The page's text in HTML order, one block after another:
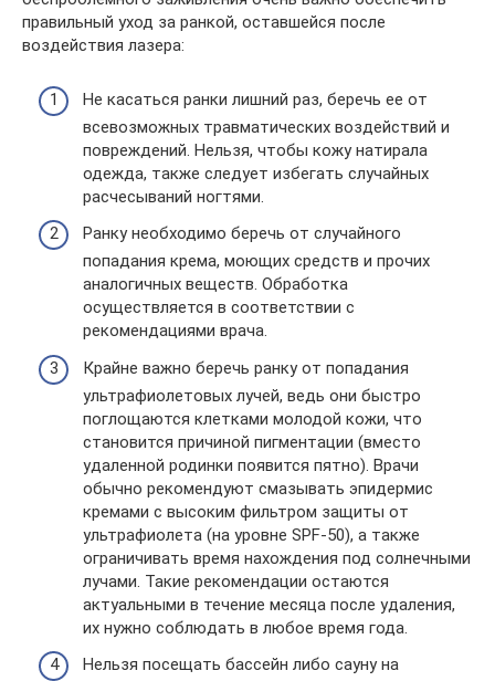
правильный уход за ранкой, оставшейся после
воздействия лазера:
Не касаться ранки лишний раз, беречь ее от
всевозможных травматических воздействий и
повреждений. Нельзя, чтобы кожу натирала
одежда, также следует избегать случайных
расчесываний ногтями.
Ранку необходимо беречь от случайного
попадания крема, моющих средств и прочих
аналогичных веществ. Обработка
осуществляется в соответствии с
рекомендациями врача.
Крайне важно беречь ранку от попадания
ультрафиолетовых лучей, ведь они быстро
поглощаются клетками молодой кожи, что
становится причиной пигментации (вместо
удаленной родинки появится пятно). Врачи
обычно рекомендуют смазывать эпидермис
кремами с высоким фильтром защиты от
ультрафиолета (на уровне SPF-50), а также
ограничивать время нахождения под солнечными
лучами. Такие рекомендации остаются
актуальными в течение месяца после удаления,
их нужно соблюдать в любое время года.
Нельзя посещать бассейн либо сауну на